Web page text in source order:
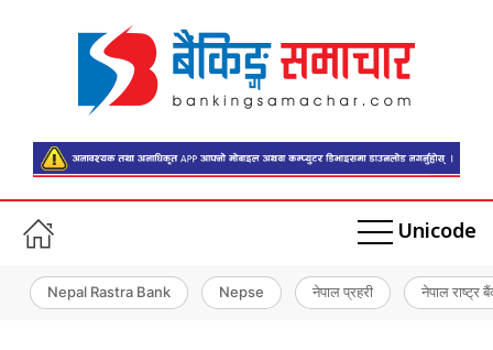
Unicode
Nepal Rastra Bank Nepse नेपाल प्रहरी नेपाल राष्ट्र